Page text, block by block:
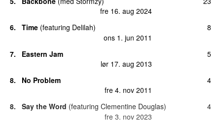
fre 16. aug 2024
6. Time (featuring Delilah)
ons 1. jun 2011
8
7.
Eastern Jam
lør 17. aug 2013
5
8.
No Problem
fre 4. nov 2011
4
8. Say the Word (featuring Clementine Douglas)
fre 3. nov 2023
4